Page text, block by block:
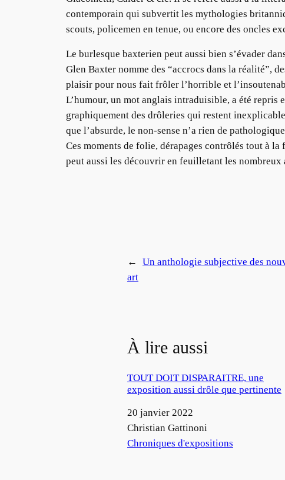
contemporain qui subvertit les mythologies
scouts, policemen en tenue, ou encore des oncles
Le burlesque baxterien peut aussi bien s’évader
Glen Baxter nomme des “accrocs dans la réalité”,
plaisir pour nous fait frôler l’horrible et
L’humour, un mot anglais intraduisible, a été repris
graphiquement des drôleries qui restent
que l’absurde, le non-sense n’a rien de
Ces moments de folie, dérapages contrôlés tout à
peut aussi les découvrir en feuilletant les
←
Un anthologie subjective des
art
À lire aussi
TOUT DOIT DISPARAITRE, une
exposition aussi drôle que pertinente
Date
20 janvier 2022
Auteur
Christian Gattinoni
Par rapport à
Chroniques d'expositions